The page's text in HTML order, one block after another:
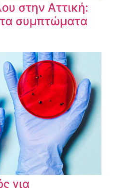
στην Αττική:
τα συμπτώματα
για